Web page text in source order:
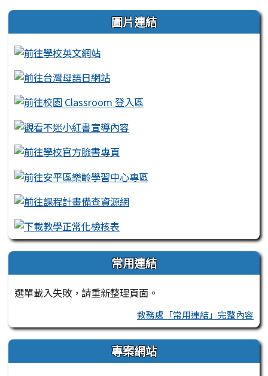
左邊區域內容 圖片連結
常用連結
選單載入失敗，請重新整理頁面。
教務處「常用連結」完整內容
專案網站